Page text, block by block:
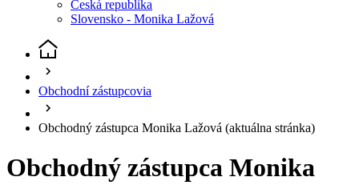
Obchodný zástupca Monika Lažová
Obchodný zástupca Monika
Lažová